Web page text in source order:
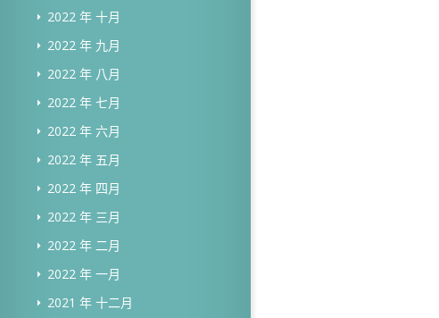
2022 年 十月
2022 年 九月
2022 年 八月
2022 年 七月
2022 年 六月
2022 年 五月
2022 年 四月
2022 年 三月
2022 年 二月
2022 年 一月
2021 年 十二月